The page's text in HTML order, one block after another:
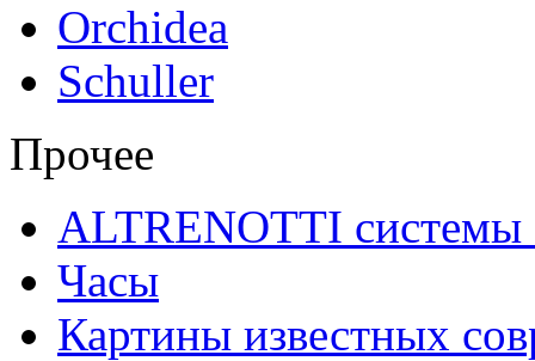
Orchidea
Schuller
Прочее
ALTRENOTTI системы
Часы
Картины известных